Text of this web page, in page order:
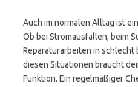
Auch im normalen Alltag ist
Ob bei Stromausfällen, beim
Reparaturarbeiten in
diesen Situationen braucht
Funktion. Ein regelmäßiger